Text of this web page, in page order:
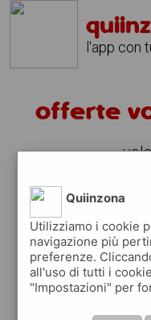
l'app con
offerte
sfoglia gratis i
bresciain modo
scopri le offerte
grazie ai
Quiinzona
Utilizziamo i cookie
navigazione più
preferenze.
all'uso di tutti i
"Impostazioni" per